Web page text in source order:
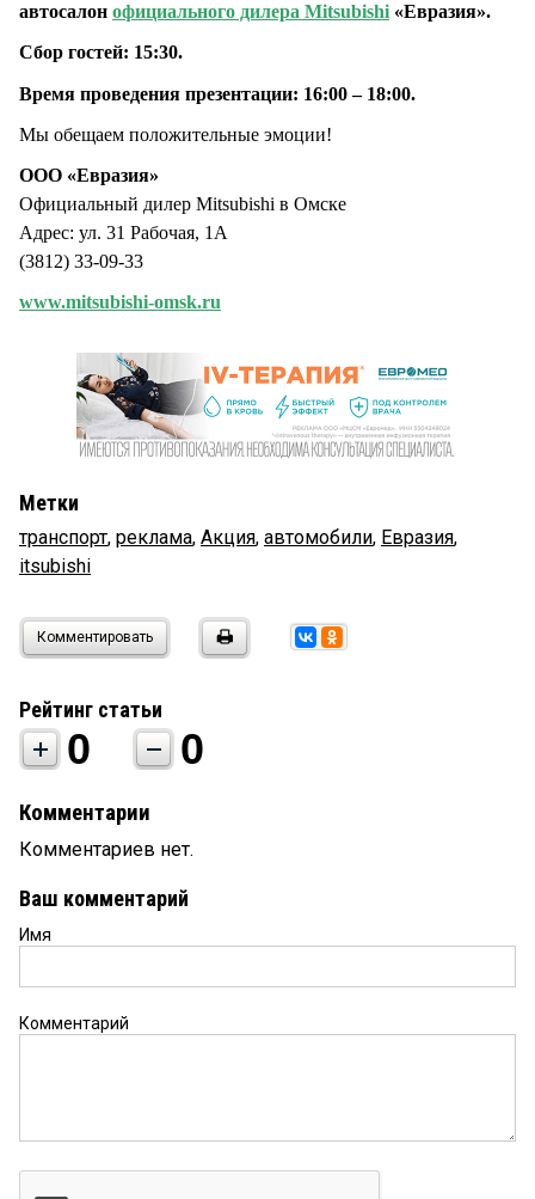
автосалон официального дилера Mitsubishi «Евразия».
Сбор гостей: 15:30.
Время проведения презентации: 16:00 – 18:00.
Мы обещаем положительные эмоции!
ООО «Евразия»
Официальный дилер Mitsubishi в Омске
Адрес: ул. 31 Рабочая, 1А
(3812) 33-09-33
www.mitsubishi-omsk.ru
Метки
транспорт, реклама, Акция, автомобили, Евразия,
itsubishi
Комментировать
Рейтинг статьи
0 0
Комментарии
Комментариев нет.
Ваш комментарий
Имя
Комментарий